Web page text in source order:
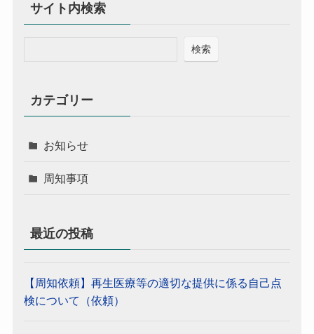
サイト内検索
検索
カテゴリー
お知らせ
周知事項
最近の投稿
【周知依頼】再生医療等の適切な提供に係る自己点
検について（依頼）